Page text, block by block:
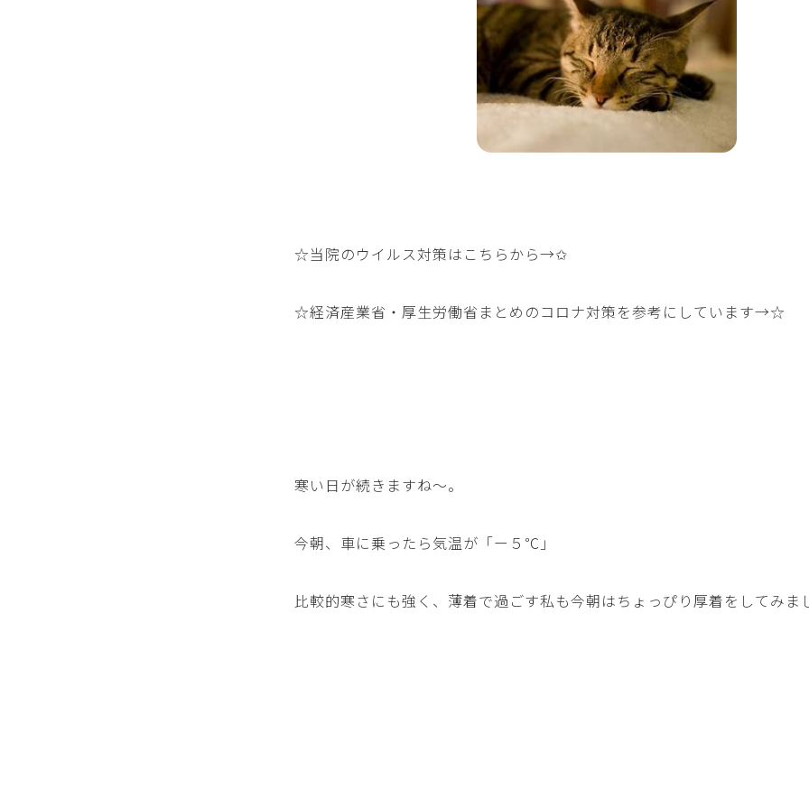
☆当院のウイルス対策はこちらから→✩
☆経済産業省・厚生労働省まとめのコロナ対策を参考にしています→☆
寒い日が続きますね～。
今朝、車に乗ったら気温が「ー５℃」
比較的寒さにも強く、薄着で過ごす私も今朝はちょっぴり厚着をしてみま